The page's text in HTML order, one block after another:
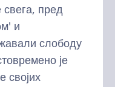
пред
и
слободу
је
својих